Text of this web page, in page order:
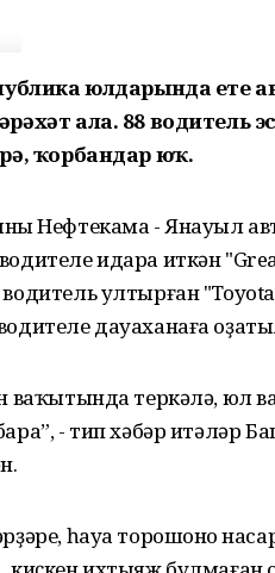
юлдарында ете
ала. 88 водитель
ҡорбандар юҡ.
Нефтекама - Янауыл
идара иткән
ултырған
дауаханаға
ваҡытында теркәлә, юл
- тип хәбәр итәләр
һауа торошоноң